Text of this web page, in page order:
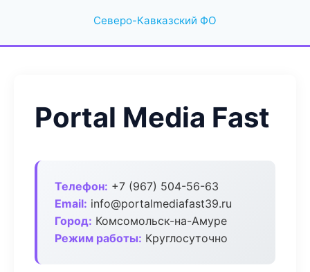
Северо-Кавказский ФО
Portal Media Fast
Телефон: +7 (967) 504-56-63
Email: info@portalmediafast39.ru
Город: Комсомольск-на-Амуре
Режим работы: Круглосуточно